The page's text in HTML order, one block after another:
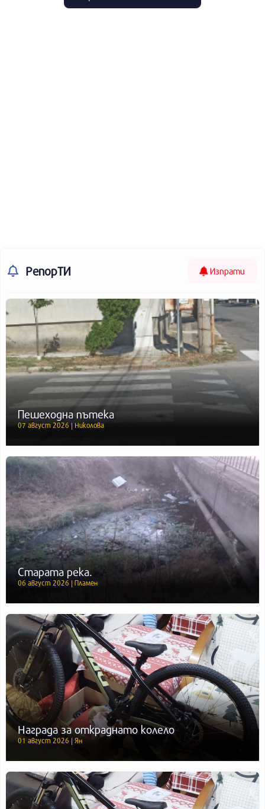
РепорТИ Изпрати
Пешеходна пътека
07 август 2026 | Николова
Старата река.
06 август 2026 | Пламен
Награда за откраднато колело
01 август 2026 | Ян